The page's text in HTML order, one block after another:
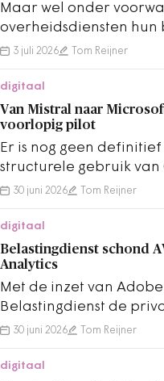
Maar wel onder
overheidsdiensten hun
3 juli 2026 Tom Reijner
digitaal
Van Mistral naar
voorlopig pilot
Er is nog geen
structurele gebruik van
minister Vijlbrief weten
30 juni 2026 Tom Reijner
digitaal
Belastingdienst schond
Analytics
Met de inzet van
Belastingdienst de
30 juni 2026 Tom Reijner
digitaal